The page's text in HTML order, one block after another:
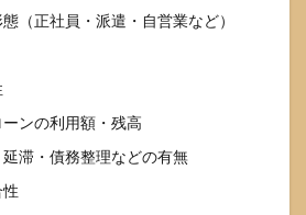
（正社員・派遣・自営業など）
ンの利用額・残高
滞・債務整理などの有無